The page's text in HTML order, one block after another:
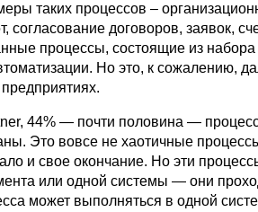
таких процессов –
согласование договоров, заявок,
процессы, состоящие из
Но это, к сожалению,
44% — почти половина —
Это вовсе не хаотичные
и свое окончание. Но эти
или одной системы — они
может выполняться в одной